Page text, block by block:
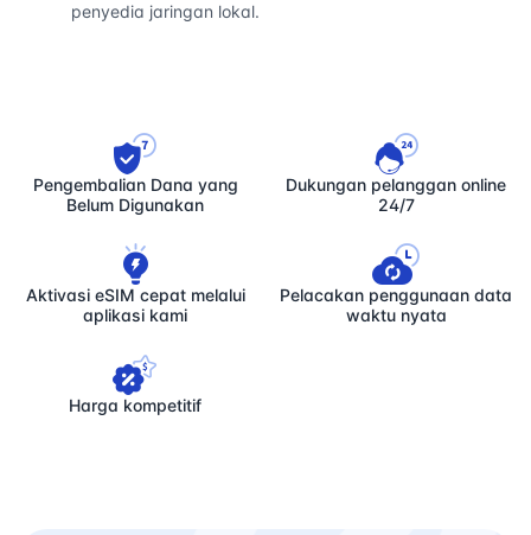
penyedia jaringan lokal.
Pengembalian Dana yang
Belum Digunakan
Dukungan pelanggan online
24/7
Aktivasi eSIM cepat melalui
aplikasi kami
Pelacakan penggunaan data
waktu nyata
Harga kompetitif